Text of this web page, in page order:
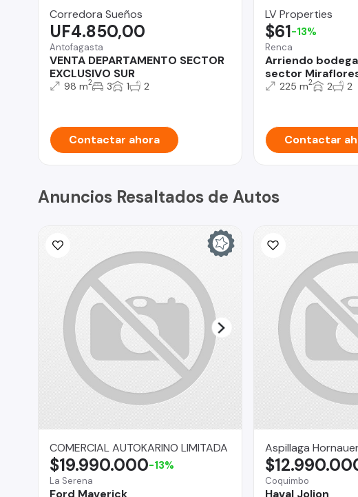
Corredora Sueños
Antofagasta
VENTA DEPARTAMENTO SECTOR
EXCLUSIVO SUR
UF4.850,00
98 m2 3 1 2
Contactar ahora
LV Properties
Renca
Arriendo
sector
$61-13%
225 m2 2 2
Contactar
Anuncios Resaltados de Autos
COMERCIAL AUTOKARINO LIMITADA
La Serena
Ford Maverick
$19.990.000-13%
Aspillaga
Coquimbo
Haval Jolion